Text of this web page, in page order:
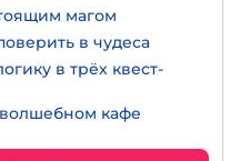
магом
в чудеса
в трёх квест-
волшебном кафе